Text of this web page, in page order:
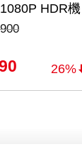
26%
HDR機
器WIFI 行車
前後雙鏡
造 送32G記